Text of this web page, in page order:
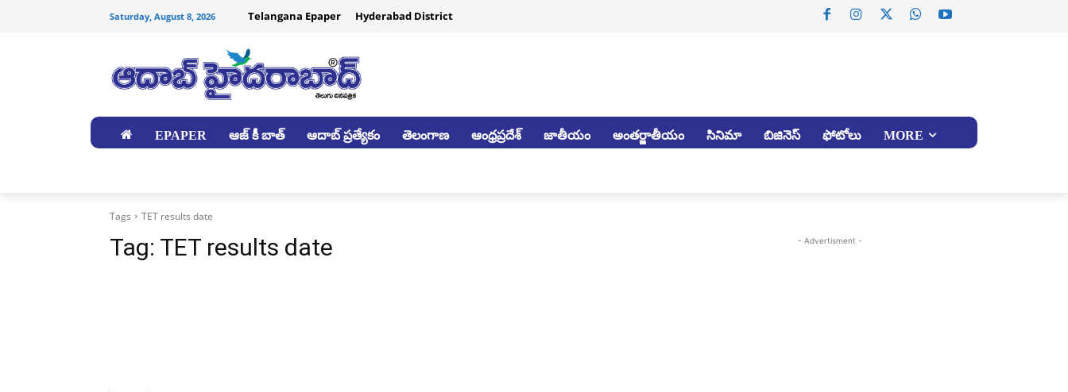
Saturday, August 8, 2026 Telangana Epaper Hyderabad District
EPAPER ఆజ్ కీ బాత్ ఆదాబ్ ప్రత్యేకం తెలంగాణ ఆంధ్రప్రదేశ్ జాతీయం అంతర్జాతీయం సినిమా బిజినెస్ ఫోటోలు MORE
Tags TET results date
Tag: TET results date - Advertisment -